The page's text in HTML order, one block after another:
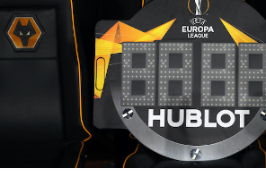
PODCAST
NEWSLETTER
I MIEI PREFERITI